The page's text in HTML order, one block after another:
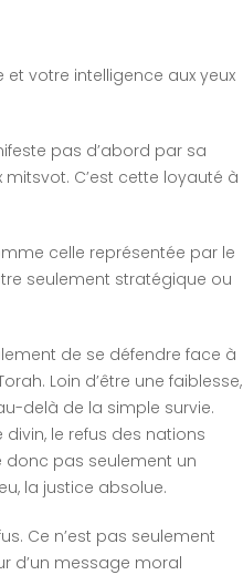
votre intelligence aux yeux
pas d’abord par sa
C’est cette loyauté à
celle représentée par le
seulement stratégique ou
de se défendre face à
Loin d’être une faiblesse,
delà de la simple survie.
le refus des nations
donc pas seulement un
la justice absolue.
Ce n’est pas seulement
d’un message moral